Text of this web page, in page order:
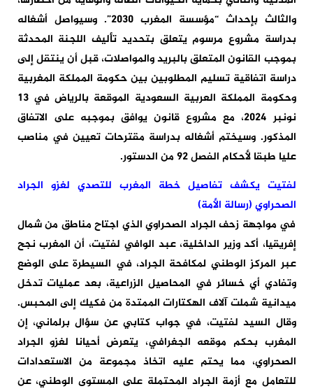
والثالث بإحداث “مؤسسة المغرب 2030”. وسيواصل أشغاله
بدراسة مشروع مرسوم يتعلق بتحديد تأليف اللجنة المحدثة
بموجب القانون المتعلق بالبريد والمواصلات، قبل أن ينتقل إلى
دراسة اتفاقية تسليم المطلوبين بين حكومة المملكة المغربية
وحكومة المملكة العربية السعودية الموقعة بالرياض في 13
نونبر 2024، مع مشروع قانون يوافق بموجبه على الاتفاق
المذكور. وسيختم أشغاله بدراسة مقترحات تعيين في مناصب
عليا طبقا لأحكام الفصل 92 من الدستور.
لفتيت يكشف تفاصيل خطة المغرب للتصدي لغزو الجراد
الصحراوي (رسالة الأمة)
في مواجهة زحف الجراد الصحراوي الذي اجتاح مناطق من شمال
إفريقيا، أكد وزير الداخلية، عبد الوافي لفتيت، أن المغرب نجح
عبر المركز الوطني لمكافحة الجراد، في السيطرة على الوضع
وتفادي أي خسائر في المحاصيل الزراعية، بعد عمليات تدخل
ميدانية شملت آلاف الهكتارات الممتدة من فكيك إلى المحبس.
وقال السيد لفتيت، في جواب كتابي عن سؤال برلماني، إن
المغرب بحكم موقعه الجغرافي، يتعرض أحيانا لغزو الجراد
الصحراوي، مما يحتم عليه اتخاذ مجموعة من الاستعدادات
للتعامل مع أزمة الجراد المحتملة على المستوى الوطني، عن